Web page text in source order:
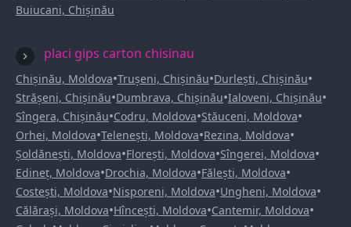
Buiucani, Chișinău
placi gips carton chisinau
Chișinău, Moldova•Trușeni, Chișinău•Durlești, Chișinău•
Strășeni, Chișinău•Dumbrava, Chișinău•Ialoveni, Chișinău•
Sîngera, Chișinău•Codru, Moldova•Stăuceni, Moldova•
Orhei, Moldova•Telenești, Moldova•Rezina, Moldova•
Șoldănești, Moldova•Florești, Moldova•Sîngerei, Moldova•
Edineț, Moldova•Drochia, Moldova•Fălești, Moldova•
Costești, Moldova•Nisporeni, Moldova•Ungheni, Moldova•
Călărași, Moldova•Hîncești, Moldova•Cantemir, Moldova•